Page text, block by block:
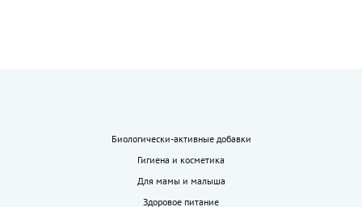
Биологически-активные добавки
Гигиена и косметика
Для мамы и малыша
Здоровое питание